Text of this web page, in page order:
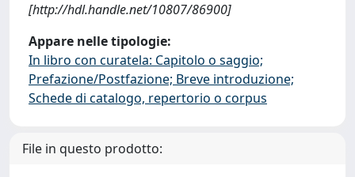
[http://hdl.handle.net/10807/86900]
Appare nelle tipologie:
In libro con curatela: Capitolo o saggio;
Prefazione/Postfazione; Breve introduzione;
Schede di catalogo, repertorio o corpus
File in questo prodotto: